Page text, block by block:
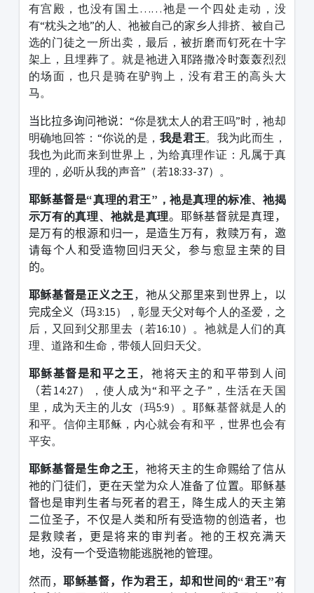
有宫殿，也没有国土……祂是一个四处走动，没
有“枕头之地”的人、祂被自己的家乡人排挤、被自己
选的门徒之一所出卖，最后，被折磨而钉死在十字
架上，且埋葬了。就是祂进入耶路撒冷时轰轰烈烈
的场面，也只是骑在驴驹上，没有君王的高头大
马。
当比拉多询问祂说： “你是犹太人的君王吗”时，祂却
明确地回答：“你说的是， 我是君王。我为此而生，
我也为此而来到世界上，为给真理作证：凡属于真
理的，必听从我的声音”（若18:33-37）。
耶稣基督是“真理的君王”，祂是真理的标准、祂揭
示万有的真理、祂就是真理。耶稣基督就是真理，
是万有的根源和归一，是造生万有，救赎万有，邀
请每个人和受造物回归天父，参与愈显主荣的目
的。
耶稣基督是正义之王 ，祂从父那里来到世界上，以
完成全义（玛3:15），彰显天父对每个人的圣爱，之
后，又回到父那里去（若16:10）。祂就是人们的真
理、道路和生命，带领人回归天父。
耶稣基督是和平之王 ，祂将天主的和平带到人间
（若14:27），使人成为“和平之子”，生活在天国
里，成为天主的儿女（玛5:9）。耶稣基督就是人的
和平。信仰主耶稣，内心就会有和平，世界也会有
平安。
耶稣基督是生命之王 ，祂将天主的生命赐给了信从
祂的门徒们，更在天堂为众人准备了位置。耶稣基
督也是审判生者与死者的君王，降生成人的天主第
二位圣子，不仅是人类和所有受造物的创造者，也
是救赎者，更是将来的审判者。祂的王权充满天
地，没有一个受造物能逃脱祂的管理。
然而，耶稣基督，作为君王，却和世间的“君王”有